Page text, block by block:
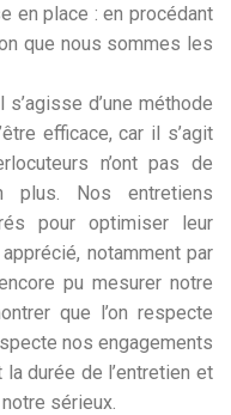
en place : en procédant
que nous sommes les
d’une méthode
efficace, car il s’agit
n’ont pas de
Nos entretiens
pour optimiser leur
notamment par
pu mesurer notre
que l’on respecte
nos engagements
durée de l’entretien et
sérieux.